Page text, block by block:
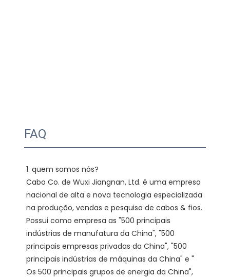
FAQ
1. quem somos nós?
Cabo Co. de Wuxi Jiangnan, Ltd. é uma empresa
nacional de alta e nova tecnologia especializada
na produção, vendas e pesquisa de cabos & fios.
Possui como empresa as "500 principais
indústrias de manufatura da China", "500
principais empresas privadas da China", "500
principais indústrias de máquinas da China" e "
Os 500 principais grupos de energia da China",